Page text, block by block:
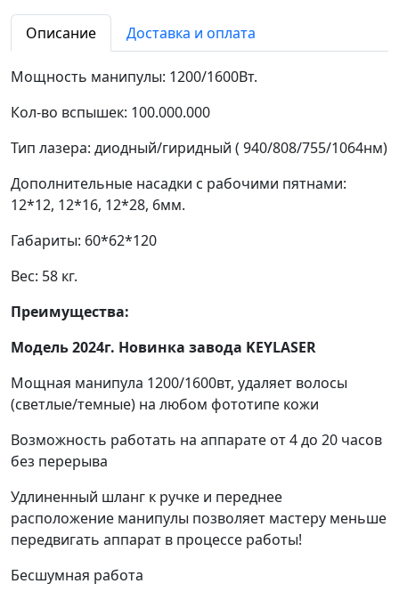
Описание Доставка и оплата
Мощность манипулы: 1200/1600Вт.
Кол-во вспышек: 100.000.000
Тип лазера: диодный/гиридный ( 940/808/755/1064нм)
Дополнительные насадки с рабочими пятнами:
12*12, 12*16, 12*28, 6мм.
Габариты: 60*62*120
Вес: 58 кг.
Преимущества:
Модель 2024г. Новинка завода KEYLASER
Мощная манипула 1200/1600вт, удаляет волосы
(светлые/темные) на любом фототипе кожи
Возможность работать на аппарате от 4 до 20 часов
без перерыва
Удлиненный шланг к ручке и переднее
расположение манипулы позволяет мастеру меньше
передвигать аппарат в процессе работы!
Бесшумная работа